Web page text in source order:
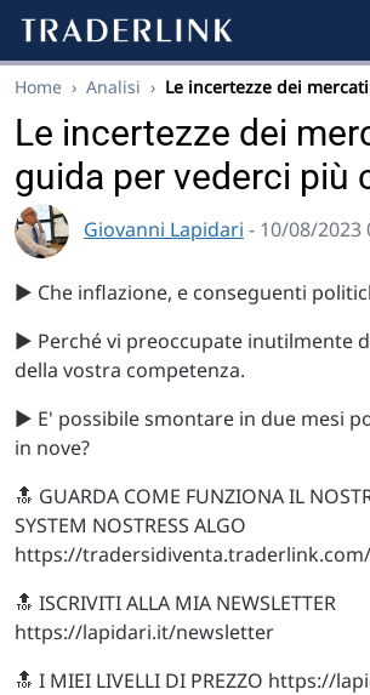
Home › Analisi › Le incertezze dei
Le incertezze dei
guida per vederci più
Giovanni Lapidari - 10/08/2023
▶️ Che inflazione, e conseguenti
▶️ Perché vi preoccupate inutilmente
della vostra competenza.
▶️ E' possibile smontare in due mesi
in nove?
🔝 GUARDA COME FUNZIONA IL
SYSTEM NOSTRESS ALGO
https://
🔝 ISCRIVITI ALLA MIA NEWSLETTER
https://lapidari.it/newsletter
🔝 I MIEI LIVELLI DI PREZZO https://